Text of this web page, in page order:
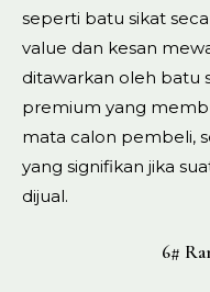
seperti batu sikat
value dan kesan
ditawarkan oleh batu
premium yang
mata calon pembeli,
yang signifikan jika
dijual.
6#